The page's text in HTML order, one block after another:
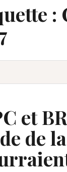
:
et
de